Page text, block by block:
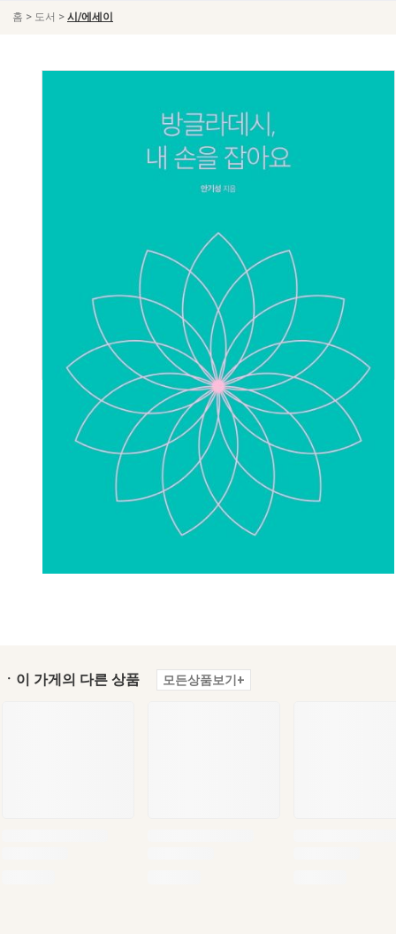
홈 > 도서 > 시/에세이
ㆍ이 가게의 다른 상품 모든상품보기+